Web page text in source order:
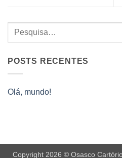
POSTS RECENTES
Olá, mundo!
Copyright 2026 © Osasco